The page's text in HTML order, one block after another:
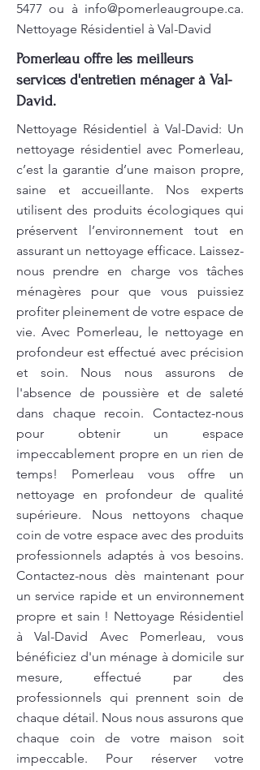
5477 ou à info@pomerleaugroupe.ca.
Nettoyage Résidentiel à Val-David
Pomerleau offre les meilleurs
services d'entretien ménager à Val-
David.
Nettoyage Résidentiel à Val-David: Un
nettoyage résidentiel avec Pomerleau,
c’est la garantie d’une maison propre,
saine et accueillante. Nos experts
utilisent des produits écologiques qui
préservent l’environnement tout en
assurant un nettoyage efficace. Laissez-
nous prendre en charge vos tâches
ménagères pour que vous puissiez
profiter pleinement de votre espace de
vie. Avec Pomerleau, le nettoyage en
profondeur est effectué avec précision
et soin. Nous nous assurons de
l'absence de poussière et de saleté
dans chaque recoin. Contactez-nous
pour obtenir un espace
impeccablement propre en un rien de
temps! Pomerleau vous offre un
nettoyage en profondeur de qualité
supérieure. Nous nettoyons chaque
coin de votre espace avec des produits
professionnels adaptés à vos besoins.
Contactez-nous dès maintenant pour
un service rapide et un environnement
propre et sain ! Nettoyage Résidentiel
à Val-David Avec Pomerleau, vous
bénéficiez d'un ménage à domicile sur
mesure, effectué par des
professionnels qui prennent soin de
chaque détail. Nous nous assurons que
chaque coin de votre maison soit
impeccable. Pour réserver votre